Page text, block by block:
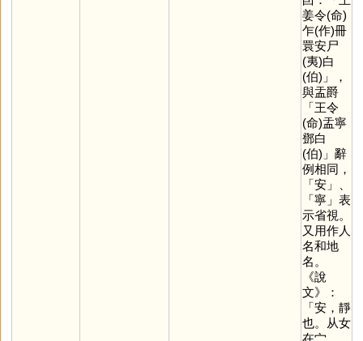
姜令(命)
乍(作)冊
睘安尸
(夷)白
(伯)」，
與盂爵
「王令
(命)盂寧
鄧白
(伯)」辭
例相同，
「安」、
「寧」表
示省視。
又用作人
名和地
名。
《說
文》：
「安，靜
也。从女
在宀